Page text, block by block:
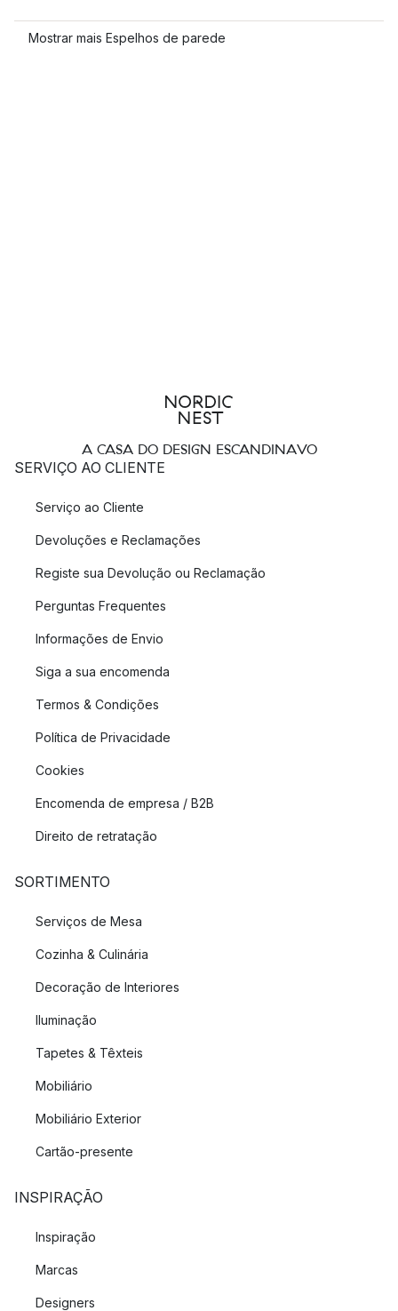
Mostrar mais Espelhos de parede
A CASA DO DESIGN ESCANDINAVO
SERVIÇO AO CLIENTE
Serviço ao Cliente
Devoluções e Reclamações
Registe sua Devolução ou Reclamação
Perguntas Frequentes
Informações de Envio
Siga a sua encomenda
Termos & Condições
Política de Privacidade
Cookies
Encomenda de empresa / B2B
Direito de retratação
SORTIMENTO
Serviços de Mesa
Cozinha & Culinária
Decoração de Interiores
Iluminação
Tapetes & Têxteis
Mobiliário
Mobiliário Exterior
Cartão-presente
INSPIRAÇÃO
Inspiração
Marcas
Designers